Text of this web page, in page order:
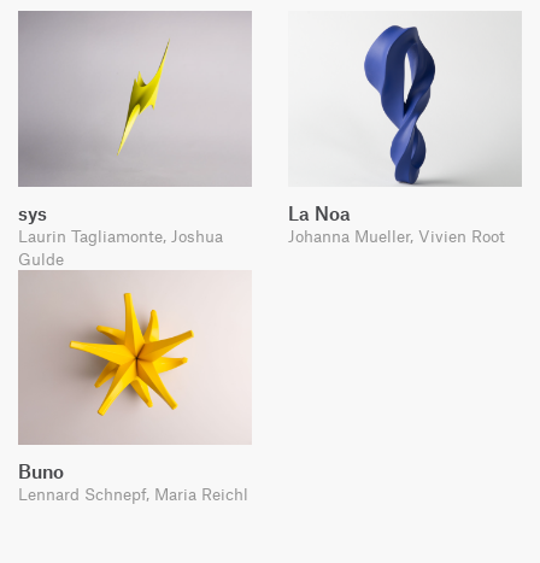
sys
Laurin Tagliamonte, Joshua
Gulde
La Noa
Johanna Mueller, Vivien Root
Buno
Lennard Schnepf, Maria Reichl